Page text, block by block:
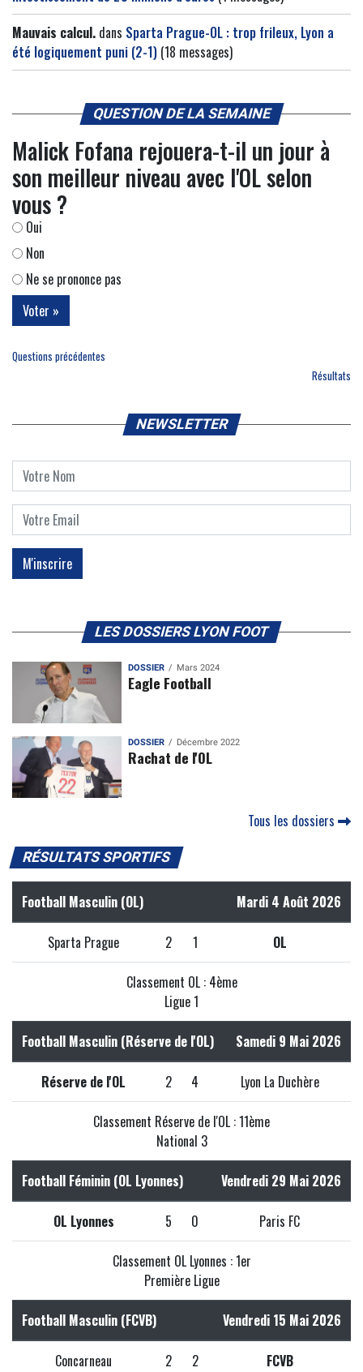
Mauvais calcul. dans Sparta Prague-OL : trop frileux, Lyon a
été logiquement puni (2-1) (18 messages)
QUESTION DE LA SEMAINE
Malick Fofana rejouera-t-il un jour à
son meilleur niveau avec l'OL selon
vous ?
Oui
Non
Ne se prononce pas
Questions précédentes
Résultats
NEWSLETTER
LES DOSSIERS LYON FOOT
DOSSIER Mars 2024
Eagle Football
DOSSIER Décembre 2022
Rachat de l'OL
Tous les dossiers
RÉSULTATS SPORTIFS
Football Masculin (OL) Mardi 4 Août 2026
Sparta Prague 2 1 OL
Classement OL : 4ème
Ligue 1
Football Masculin (Réserve de l'OL) Samedi 9 Mai 2026
Réserve de l'OL 2 4 Lyon La Duchère
Classement Réserve de l'OL : 11ème
National 3
Football Féminin (OL Lyonnes) Vendredi 29 Mai 2026
OL Lyonnes 5 0 Paris FC
Classement OL Lyonnes : 1er
Première Ligue
Football Masculin (FCVB) Vendredi 15 Mai 2026
Concarneau 2 2 FCVB